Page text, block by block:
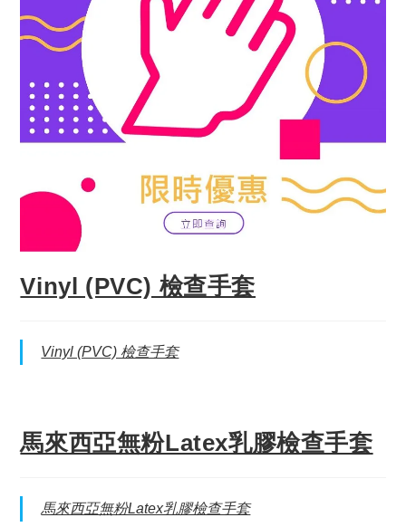
Vinyl (PVC) 檢查手套
Vinyl (PVC) 檢查手套
馬來西亞無粉Latex乳膠檢查手套
馬來西亞無粉Latex乳膠檢查手套